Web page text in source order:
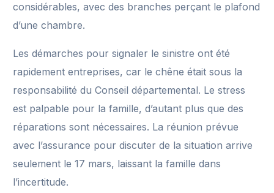
considérables, avec des branches perçant le plafond
d’une chambre.
Les démarches pour signaler le sinistre ont été
rapidement entreprises, car le chêne était sous la
responsabilité du Conseil départemental. Le stress
est palpable pour la famille, d’autant plus que des
réparations sont nécessaires. La réunion prévue
avec l’assurance pour discuter de la situation arrive
seulement le 17 mars, laissant la famille dans
l’incertitude.